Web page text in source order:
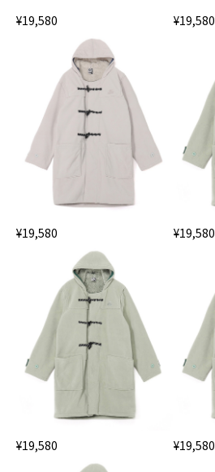
¥19,580 ¥19,580
¥19,580 ¥19,580
¥19,580 ¥19,580